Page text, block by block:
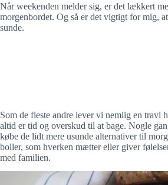
Når weekenden melder sig, er det lækkert
morgenbordet. Og så er det vigtigt for mig,
sunde.
Som de fleste andre lever vi nemlig en travl
altid er tid og overskud til at bage. Nogle
købe de lidt mere usunde alternativer til
boller, som hverken mætter eller giver
med familien.